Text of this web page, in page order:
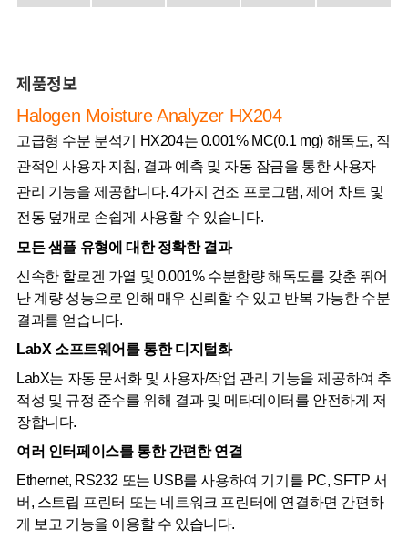
제품정보
Halogen Moisture Analyzer HX204
고급형 수분 분석기 HX204는 0.001% MC(0.1 mg) 해독도, 직
관적인 사용자 지침, 결과 예측 및 자동 잠금을 통한 사용자
관리 기능을 제공합니다. 4가지 건조 프로그램, 제어 차트 및
전동 덮개로 손쉽게 사용할 수 있습니다.
모든 샘플 유형에 대한 정확한 결과
신속한 할로겐 가열 및 0.001% 수분함량 해독도를 갖춘 뛰어
난 계량 성능으로 인해 매우 신뢰할 수 있고 반복 가능한 수분
결과를 얻습니다.
LabX 소프트웨어를 통한 디지털화
LabX는 자동 문서화 및 사용자/작업 관리 기능을 제공하여 추
적성 및 규정 준수를 위해 결과 및 메타데이터를 안전하게 저
장합니다.
여러 인터페이스를 통한 간편한 연결
Ethernet, RS232 또는 USB를 사용하여 기기를 PC, SFTP 서
버, 스트립 프린터 또는 네트워크 프린터에 연결하면 간편하
게 보고 기능을 이용할 수 있습니다.